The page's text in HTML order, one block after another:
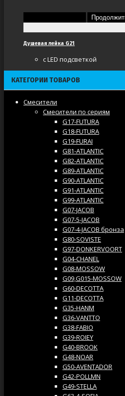
Душевая лейка G21
с LED подсветкой
КАТЕГОРИИ ТОВАРОВ
Смесители
Смесители по сериям
G17-FUTURA
G18-FUTURA
G19-FURAI
G81-ATLANTIC
G82-ATLANTIC
G89-ATLANTIC
G90-ATLANTIC
G91-ATLANTIC
G99-ATLANTIC
G07-JACOB
G07-5-JACOB
G07-4-JACOB бронза
G80-SOVISTE
G97-DONKERVOORT
G04-CHANEL
G08-MOSSOW
G09,G015-MOSSOW
G60-DECOTTA
G11-DECOTTA
G35-HANM
G36-VANTTO
G38-FABIO
G39-ROIEY
G40-BROOK
G48-NOAR
G50-AVENTADOR
G42-POLLMN
G49-STELLA